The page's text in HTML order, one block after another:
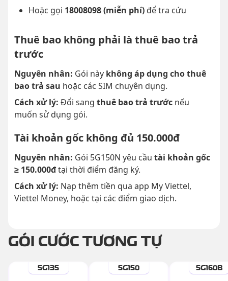
Hoặc gọi 18008098 (miễn phí) để tra cứu
Thuê bao không phải là thuê bao trả
trước
Nguyên nhân: Gói này không áp dụng cho thuê
bao trả sau hoặc các SIM chuyên dụng.
Cách xử lý: Đổi sang thuê bao trả trước nếu
muốn sử dụng gói.
Tài khoản gốc không đủ 150.000đ
Nguyên nhân: Gói 5G150N yêu cầu tài khoản gốc
≥ 150.000đtại thời điểm đăng ký.
Cách xử lý: Nạp thêm tiền qua app My Viettel,
Viettel Money, hoặc tại các điểm giao dịch.
GÓI CƯỚC TƯƠNG TỰ
5G135 5G150 5G160B